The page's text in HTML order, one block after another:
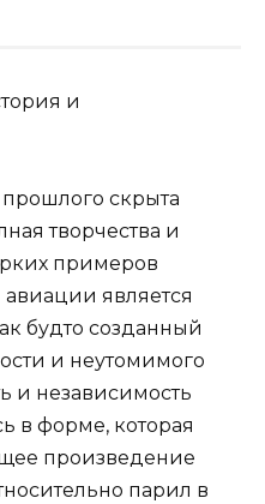
скрыта
творчества и
примеров
является
будто созданный
и неутомимого
и независимость
в форме, которая
произведение
парил в